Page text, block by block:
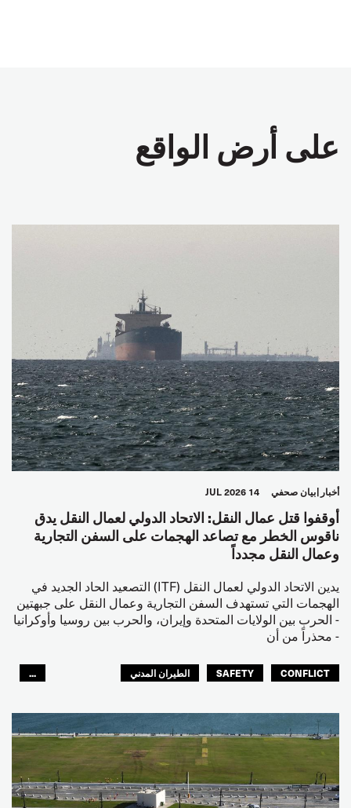
على أرض الواقع
أخبار بيان صحفي 14 JUL 2026
أوقفوا قتل عمال النقل: الاتحاد الدولي لعمال النقل يدق
ناقوس الخطر مع تصاعد الهجمات على السفن التجارية
وعمال النقل مجدداً
يدين الاتحاد الدولي لعمال النقل (ITF) التصعيد الحاد الجديد في
الهجمات التي تستهدف السفن التجارية وعمال النقل على جبهتين
- الحرب بين الولايات المتحدة وإيران، والحرب بين روسيا وأوكرانيا
- محذراً من أن
CONFLICT
SAFETY
الطيران المدني
...